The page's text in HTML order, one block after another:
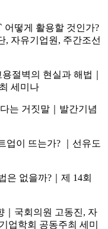
어떻게 활용할 것인가?
, 자유기업원, 주간조선
절벽의 현실과 해법｜
세미나
는 거짓말｜발간기념
업이 뜨는가? ｜선유도
은 없을까?｜제 14회
｜국회의원 고동진, 자
업학회 공동주최 세미